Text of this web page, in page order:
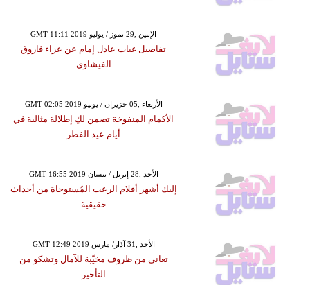
GMT 11:11 2019 الإثنين ,29 تموز / يوليو
تفاصيل غياب عادل إمام عن عزاء فاروق
الفيشاوي
GMT 02:05 2019 الأربعاء ,05 حزيران / يونيو
الأكمام المنفوخة تضمن لكِ إطلالة مثالية في
أيام عيد الفطر
GMT 16:55 2019 الأحد ,28 إبريل / نيسان
إليك أشهر أفلام الرعب المُستوحاة من أحداث
حقيقية
GMT 12:49 2019 الأحد ,31 آذار/ مارس
تعاني من ظروف مخيّبة للآمال وتشكو من
التأخير